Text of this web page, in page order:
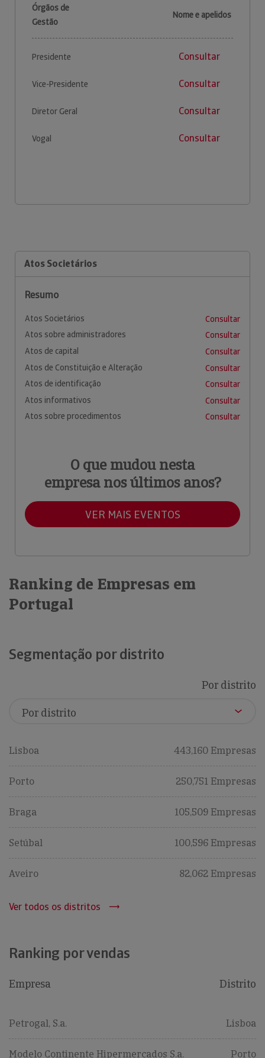
Órgãos de
Gestão
Nome e apelidos
Presidente Consultar
Vice-Presidente Consultar
Diretor Geral Consultar
Vogal Consultar
Atos Societários
Resumo
Atos Societários
Consultar
Atos sobre administradores
Consultar
Atos de capital
Consultar
Atos de Constituição e Alteração
Consultar
Atos de identificação
Consultar
Atos informativos
Consultar
Atos sobre procedimentos
Consultar
O que mudou nesta
empresa nos últimos anos?
VER MAIS EVENTOS
Ranking de Empresas em
Portugal
Segmentação por distrito
Por distrito
Lisboa 443,160 Empresas
Porto 250,751 Empresas
Braga 105,509 Empresas
Setúbal 100,596 Empresas
Aveiro 82,062 Empresas
Ver todos os distritos
Ranking por vendas
Empresa Distrito
Petrogal, S.a. Lisboa
Modelo Continente Hipermercados S.a. Porto